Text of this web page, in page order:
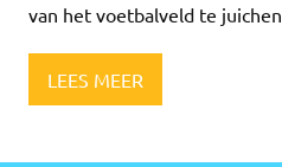
van het voetbalveld te juichen,
LEES MEER